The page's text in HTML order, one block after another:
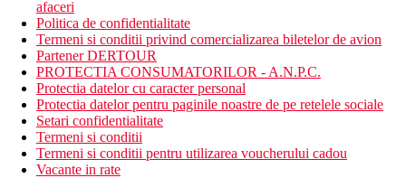
dormitor, vedere la mare
Bungalou de familie, 2 dormitoare: 2 dormitoare, situat in
cladiri din gradina
Bungalou de familie, interconectat: 2 camere
comunicante, 2 dormitoare, 2 bai, situate in cladiri din
gradina
Descrierea plajei
nisip cu pietricele (prosoape, sezlonguri, umbrele de soare
si saltele gratuite)
pavilioane de plaja (contra cost)
afaceri
Politica de confidentialitate
Termeni si conditii privind comercializarea biletelor de avion
Partener DERTOUR
PROTECTIA CONSUMATORILOR - A.N.P.C.
Protectia datelor cu caracter personal
Protectia datelor pentru paginile noastre de pe retelele sociale
Setari confidentialitate
Termeni si conditii
Termeni si conditii pentru utilizarea voucherului cadou
Vacante in rate